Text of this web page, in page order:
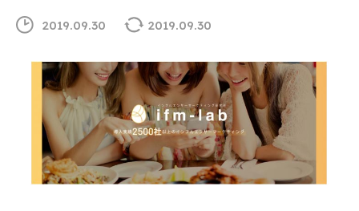
2019.09.30 2019.09.30